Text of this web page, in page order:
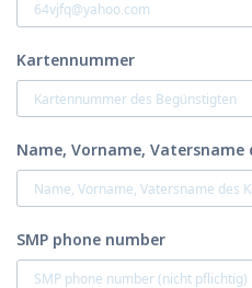
Kartennummer
Name, Vorname, Vatersname
SMP phone number